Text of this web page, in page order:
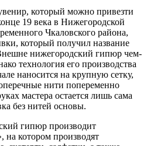
который можно привезти
19 века в Нижегородской
Чкаловского района,
который получил название
нижегородский гипюр чем-
технология его производства
наносится на крупную сетку,
нити попеременно
мастера остается лишь сама
без нитей основы.
гипюр производит
котором производят